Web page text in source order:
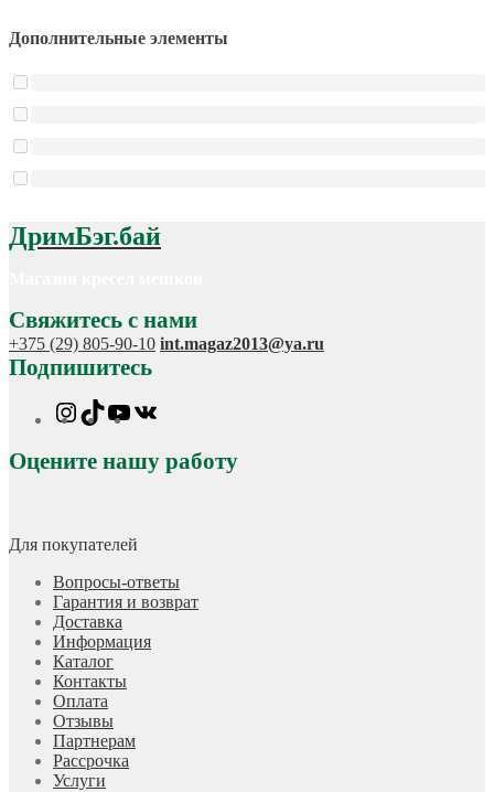
Дополнительные элементы
ДримБэг.бай
Свяжитесь с нами
+375 (29) 805-90-10 int.magaz2013@ya.ru
Подпишитесь
Instagram
TikTokYouTube
Оцените нашу работу
Для покупателей
Вопросы-ответы
Гарантия и возврат
Доставка
Информация
Каталог
Контакты
Оплата
Отзывы
Партнерам
Рассрочка
Услуги